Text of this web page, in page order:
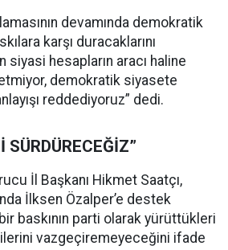
devamında demokratik
karşı duracaklarını
siyasi hesapların aracı haline
demokratik siyasete
reddediyoruz” dedi.
SÜRDÜRECEĞİZ”
İl Başkanı Hikmet Saatçı,
İlksen Özalper’e destek
baskının parti olarak yürüttükleri
vazgeçiremeyeceğini ifade